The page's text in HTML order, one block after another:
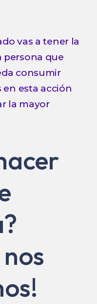
vas a tener la
persona que
consumir
en esta acción
la mayor